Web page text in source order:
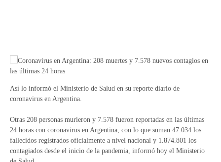
Así lo informó el Ministerio de Salud en su reporte diario de
coronavirus en Argentina.
Otras 208 personas murieron y 7.578 fueron reportadas en las últimas
24 horas con coronavirus en Argentina, con lo que suman 47.034 los
fallecidos registrados oficialmente a nivel nacional y 1.874.801 los
contagiados desde el inicio de la pandemia, informó hoy el Ministerio